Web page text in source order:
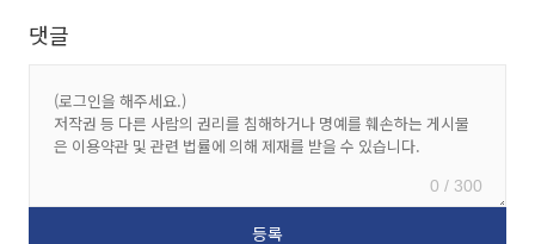
댓글
0 / 300